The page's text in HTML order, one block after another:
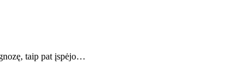
taip pat įspėjo…